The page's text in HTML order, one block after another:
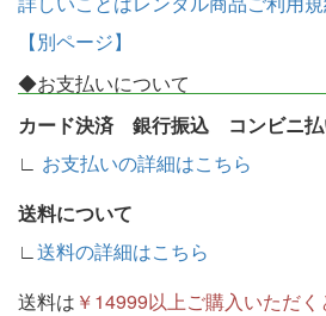
【別ページ】
◆お支払いについて
カード決済 銀行振込 コンビニ
∟ お支払いの詳細はこちら
送料について
∟ 送料の詳細はこちら
送料は ￥14999以上ご購入いただ